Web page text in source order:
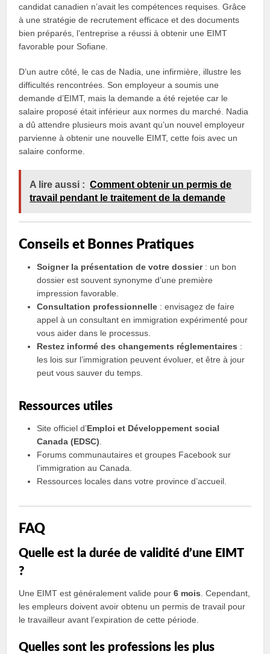
candidat canadien n’avait les compétences requises. Grâce
à une stratégie de recrutement efficace et des documents
bien préparés, l’entreprise a réussi à obtenir une EIMT
favorable pour Sofiane.
D’un autre côté, le cas de Nadia, une infirmière, illustre les
difficultés rencontrées. Son employeur a soumis une
demande d’EIMT, mais la demande a été rejetée car le
salaire proposé était inférieur aux normes du marché. Nadia
a dû attendre plusieurs mois avant qu’un nouvel employeur
parvienne à obtenir une nouvelle EIMT, cette fois avec un
salaire conforme.
A lire aussi : Comment obtenir un permis de
travail pendant le traitement de la demande
Conseils et Bonnes Pratiques
Soigner la présentation de votre dossier: un bon
dossier est souvent synonyme d’une première
impression favorable.
Consultation professionnelle : envisagez de faire
appel à un consultant en immigration expérimenté pour
vous aider dans le processus.
Restez informé des changements réglementaires :
les lois sur l’immigration peuvent évoluer, et être à jour
peut vous sauver du temps.
Ressources utiles
Site officiel d’Emploi et Développement social
Canada (EDSC)
Forums communautaires et groupes Facebook sur
l’immigration au Canada.
Ressources locales dans votre province d’accueil.
FAQ
Quelle est la durée de validité d’une EIMT
?
Une EIMT est généralement valide pour6 mois . Cependant,
les empleurs doivent avoir obtenu un permis de travail pour
le travailleur avant l’expiration de cette période.
Quelles sont les professions les plus